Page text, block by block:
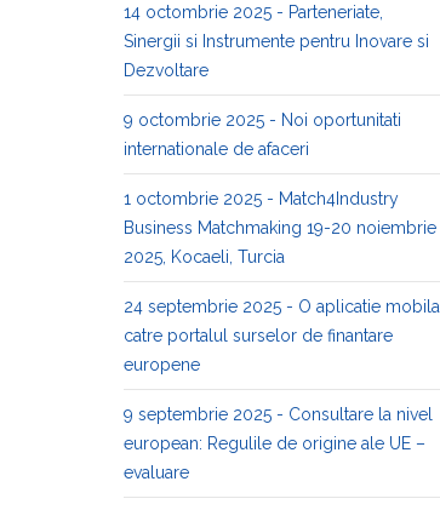
14 octombrie 2025 - Parteneriate,
Sinergii si Instrumente pentru Inovare si
Dezvoltare
9 octombrie 2025 - Noi oportunitati
internationale de afaceri
1 octombrie 2025 - Match4Industry
Business Matchmaking 19-20 noiembrie
2025, Kocaeli, Turcia
24 septembrie 2025 - O aplicatie mobila
catre portalul surselor de finantare
europene
9 septembrie 2025 - Consultare la nivel
european: Regulile de origine ale UE –
evaluare